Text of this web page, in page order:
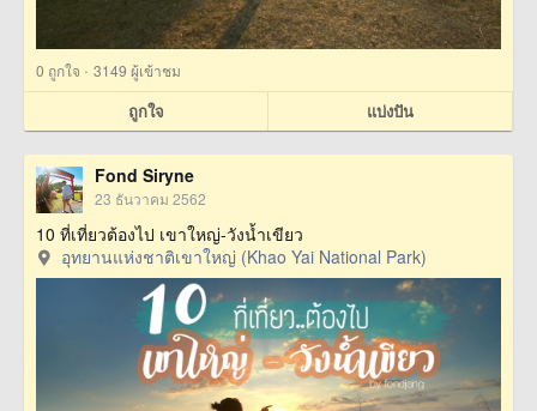
0 ถูกใจ · 3149 ผู้เข้าชม
ถูกใจ แบ่งปัน
Fond Siryne
23 ธันวาคม 2562
10 ที่เที่ยวต้องไป เขาใหญ่-วังน้ำเขียว
อุทยานแห่งชาติเขาใหญ่ (Khao Yai National Park)